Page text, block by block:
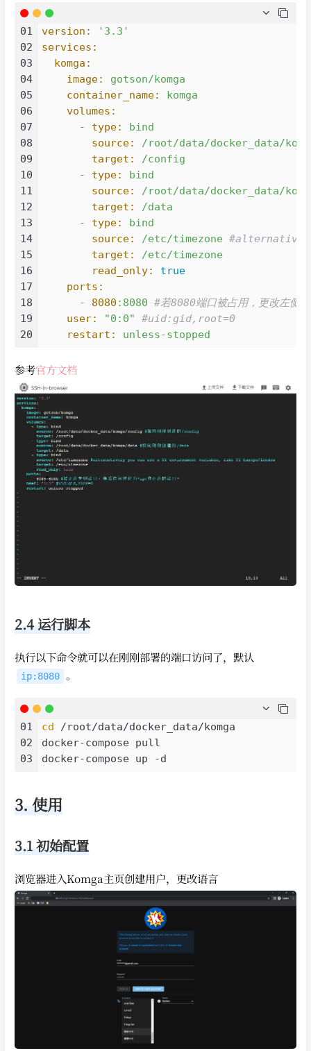
01
02
03
04
05
06
07
08
09
10
11
12
13
14
15
16
17
18
19
20
version:
'3.3'
services:
komga:
image:
gotson/komga
container_name:
komga
volumes:
-
type:
bind
source:
/root/data/docker_data/
target:
/config
-
type:
bind
source:
/root/data/docker_data/
target:
/data
-
type:
bind
source:
/etc/timezone
target:
/etc/timezone
read_only:
true
ports:
-
8080 :8080 #若8080端口被占用，更改左侧
user:
"0:0"
#uid:gid,root=0
restart:
unless-stopped
参考官方文档
2.4 运行脚本
执行以下命令就可以在刚刚部署的端口访问了，默认
ip:8080 。
01
02
03
cd /root/data/docker_data/komga
docker-compose pull
3. 使用
3.1 初始配置
浏览器进入Komga主页创建用户，更改语言